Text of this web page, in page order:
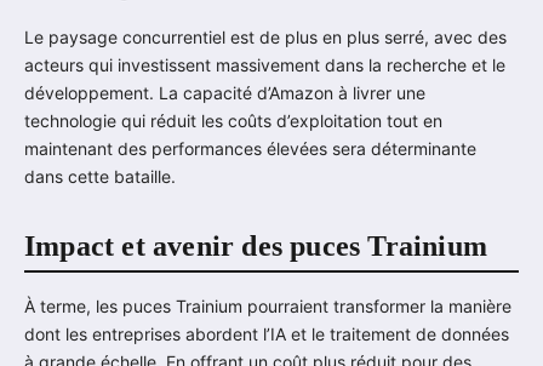
Le paysage concurrentiel est de plus en plus serré, avec des
acteurs qui investissent massivement dans la recherche et le
développement. La capacité d’Amazon à livrer une
technologie qui réduit les coûts d’exploitation tout en
maintenant des performances élevées sera déterminante
dans cette bataille.
Impact et avenir des puces Trainium
À terme, les puces Trainium pourraient transformer la manière
dont les entreprises abordent l’IA et le traitement de données
à grande échelle. En offrant un coût plus réduit pour des